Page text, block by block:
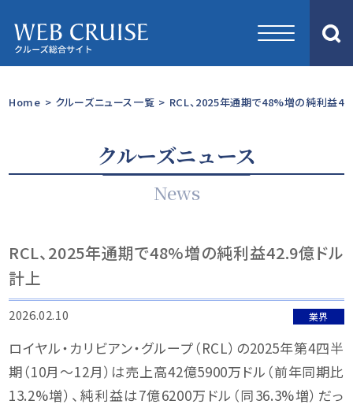
Home > クルーズニュース一覧 > RCL、2025年通期で48%増の純利益
クルーズニュース
News
RCL、2025年通期で48%増の純利益42.9億ドル
計上
2026.02.10 業界
ロイヤル・カリビアン・グループ（RCL）の2025年第4四半
期（10月〜12月）は売上高42億5900万ドル（前年同期比
13.2%増）、純利益は7億6200万ドル（同36.3%増）だっ